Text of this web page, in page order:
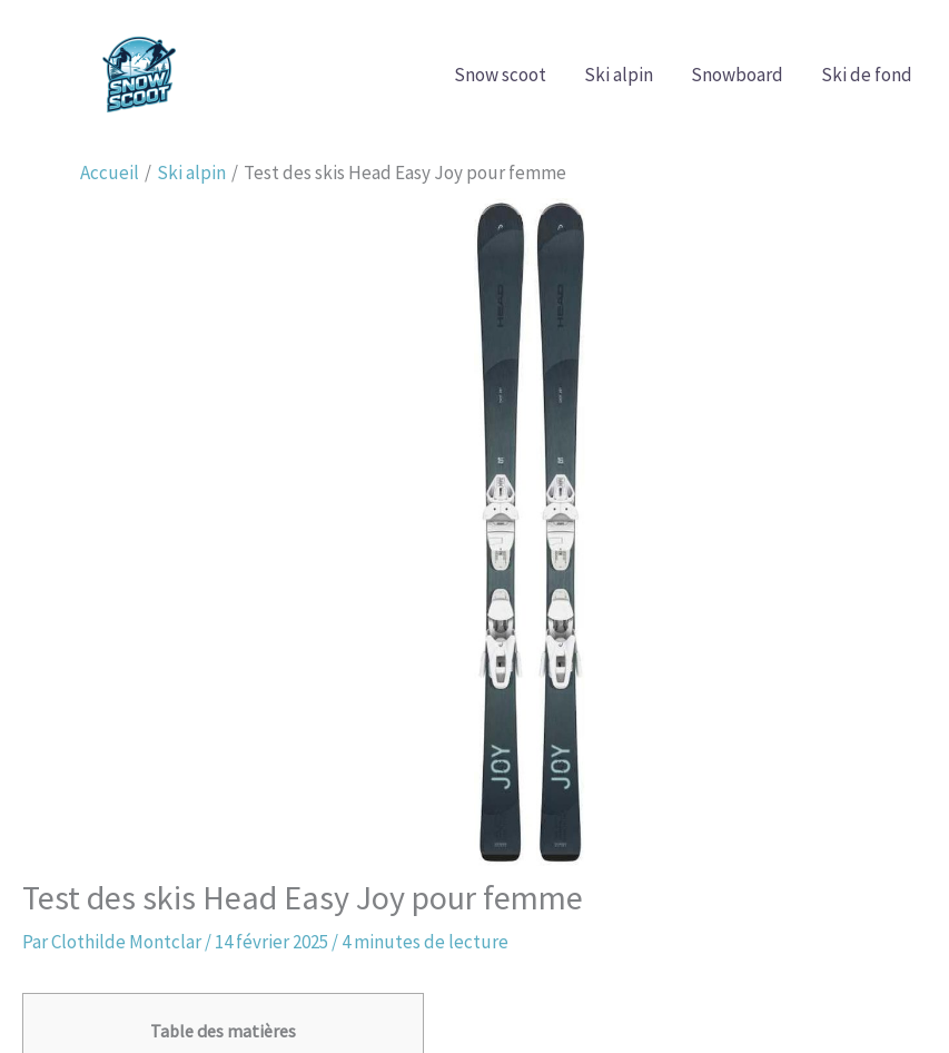
Snow scoot Ski alpin Snowboard Ski de fond
Accueil Ski alpin Test des skis Head Easy Joy pour femme
Test des skis Head Easy Joy pour femme
ParClothilde Montclar/14 février 2025 /4 minutes de lecture
Table des matières